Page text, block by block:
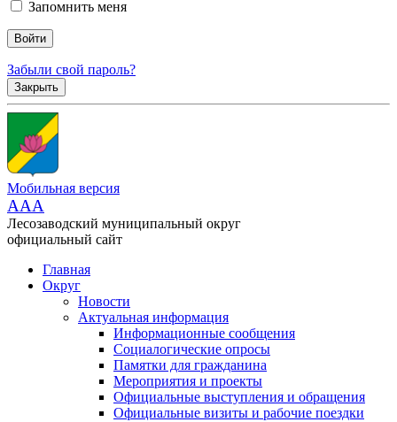
Запомнить меня
Забыли свой пароль?
Закрыть
Мобильная версия
AAA
Лесозаводский муниципальный округ
официальный сайт
Главная
Округ
Новости
Актуальная информация
Информационные сообщения
Социалогические опросы
Памятки для гражданина
Мероприятия и проекты
Официальные выступления и обращения
Официальные визиты и рабочие поездки